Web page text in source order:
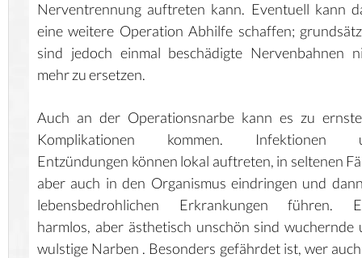
Nerventrennung auftreten kann. Eventuell kann
eine weitere Operation Abhilfe schaffen;
sind jedoch einmal beschädigte Nervenbahnen
mehr zu ersetzen.
Auch an der Operationsnarbe kann es zu
Komplikationen kommen. Infektionen
Entzündungen können lokal auftreten, in seltenen
aber auch in den Organismus eindringen und
lebensbedrohlichen Erkrankungen führen.
harmlos, aber ästhetisch unschön sind wuchernde
wulstige Narben . Besonders gefährdet ist, wer